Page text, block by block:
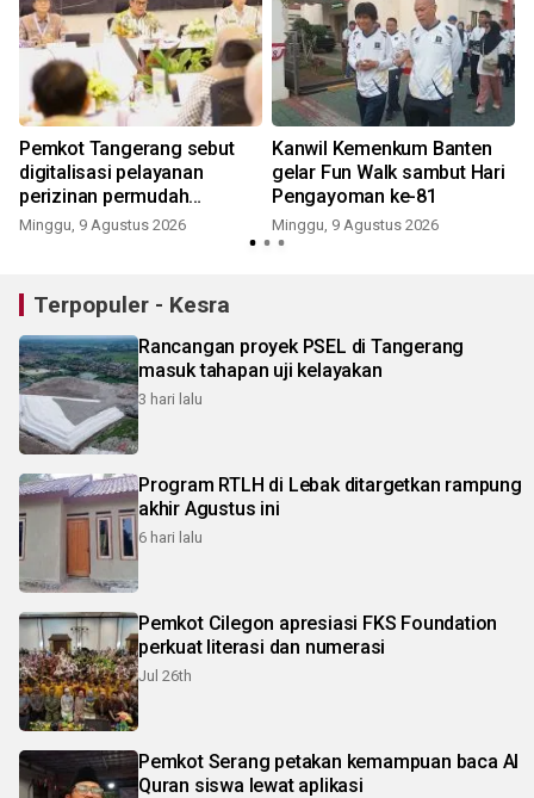
Pemkot Tangerang sebut
digitalisasi pelayanan
perizinan permudah
investasi
Minggu, 9 Agustus 2026
Kanwil Kemenkum Banten
gelar Fun Walk sambut Hari
Pengayoman ke-81
Minggu, 9 Agustus 2026
Terpopuler - Kesra
Rancangan proyek PSEL di Tangerang
masuk tahapan uji kelayakan
3 hari lalu
Program RTLH di Lebak ditargetkan rampung
akhir Agustus ini
6 hari lalu
Pemkot Cilegon apresiasi FKS Foundation
perkuat literasi dan numerasi
Jul 26th
Pemkot Serang petakan kemampuan baca Al
Quran siswa lewat aplikasi